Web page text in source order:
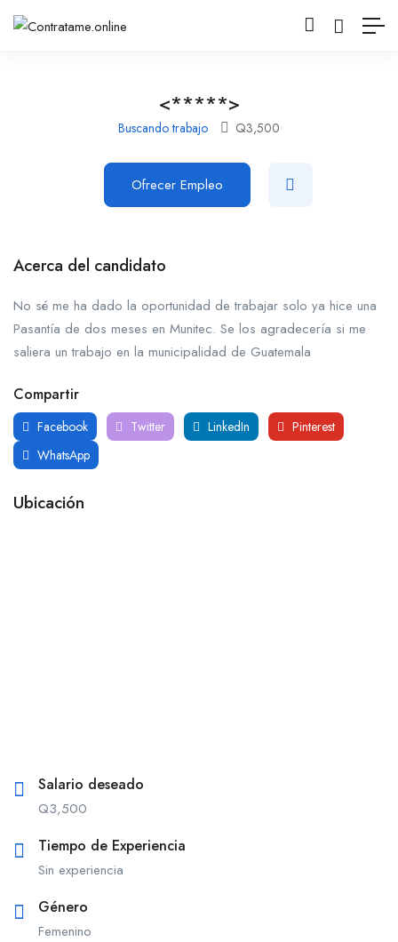
<*****>
Buscando trabajo Q3,500
Ofrecer Empleo
Acerca del candidato
No sé me ha dado la oportunidad de trabajar solo ya hice una
Pasantía de dos meses en Munitec. Se los agradecería si me
saliera un trabajo en la municipalidad de Guatemala
Compartir
Facebook Twitter LinkedIn
Pinterest
WhatsApp
Ubicación
Salario deseado
Q3,500
Tiempo de Experiencia
Sin experiencia
Género
Femenino